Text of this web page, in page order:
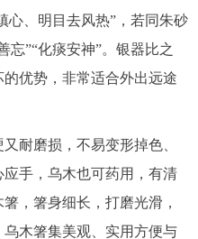
心、明目去风热”，若同朱砂
忘”“化痰安神”。银器比之
优势，非常适合外出远途
磨损，不易变形掉色、
手，乌木也可药用，有清
，箸身细长，打磨光滑，
木箸集美观、实用方便与